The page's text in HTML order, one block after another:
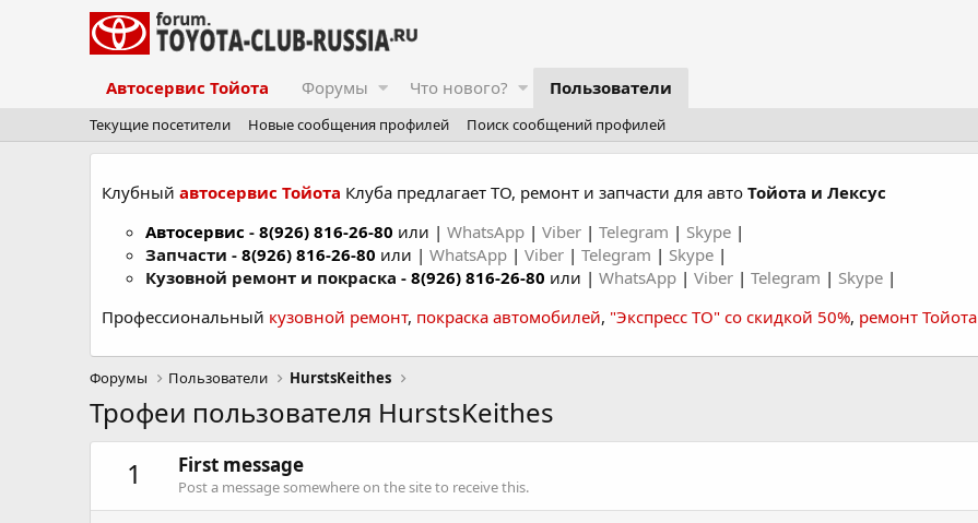
Автосервис Тойота Форумы Что нового? Пользователи
Текущие посетители Новые сообщения профилей Поиск сообщений профилей
Клубный автосервис Тойота Клуба предлагает ТО, ремонт и запчасти для авто Тойота и Лексус
Автосервис - 8(926) 816-26-80 или | WhatsApp | Viber | Telegram | Skype |
Запчасти - 8(926) 816-26-80 или | WhatsApp | Viber | Telegram | Skype |
Кузовной ремонт и покраска - 8(926) 816-26-80 или | WhatsApp | Viber | Telegram | Skype |
Профессиональный кузовной ремонт, покраска автомобилей, "Экспресс ТО" со скидкой 50%, ремонт Тойота
Форумы Пользователи HurstsKeithes
Трофеи пользователя HurstsKeithes
1
First message
Post a message somewhere on the site to receive this.